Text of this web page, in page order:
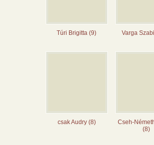
Túri Brigitta (9) Varga
csak Audry (8)
Cseh-
(8)